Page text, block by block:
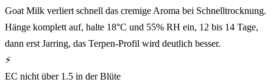
Goat Milk verliert schnell das cremige Aroma bei Schnelltrocknung.
Hänge komplett auf, halte 18°C und 55% RH ein, 12 bis 14 Tage,
dann erst Jarring, das Terpen-Profil wird deutlich besser.
⚡
EC nicht über 1.5 in der Blüte